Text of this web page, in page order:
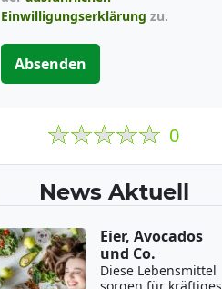
Einwilligungserklärung zu.
Absenden
0
News Aktuell
Eier, Avocados
und Co.
Diese Lebensmittel